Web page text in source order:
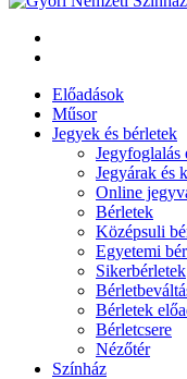
Előadások
Műsor
Jegyek és bérletek
Jegyfoglalás
Jegyárak és
Online
Bérletek
Középsuli
Egyetemi
Sikerbérletek
Bérletek
Bérletcsere
Nézőtér
Színház